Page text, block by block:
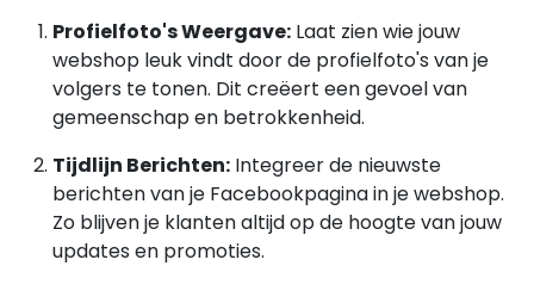
Profielfoto's Weergave: Laat zien wie jouw
webshop leuk vindt door de profielfoto's van je
volgers te tonen. Dit creëert een gevoel van
gemeenschap en betrokkenheid.
Tijdlijn Berichten: Integreer de nieuwste
berichten van je Facebookpagina in je webshop.
Zo blijven je klanten altijd op de hoogte van jouw
updates en promoties.